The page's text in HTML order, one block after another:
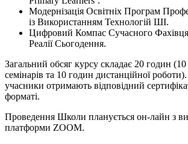
Модернізація Освітніх Програм
із Використанням Технологій ШІ.
Цифровий Компас Сучасного
Реалії Сьогодення.
Загальний обсяг курсу складає 20 годин
семінарів та 10 годин дистанційної роботи).
учасники отримають відповідний
форматі.
Проведення Школи планується он-лайн з
платформи ZOOM.